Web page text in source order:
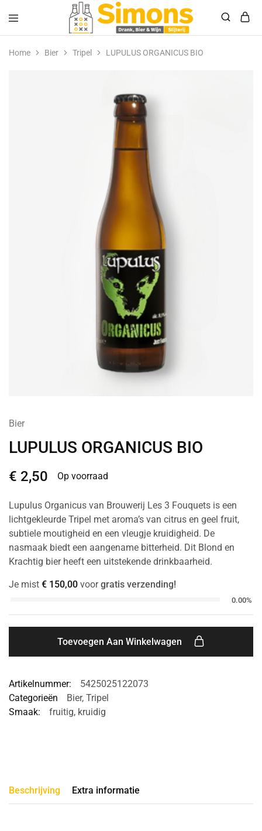
Simonsdrank.nl
Drank,
Bier
&
Home Bier Tripel LUPULUS ORGANICUS BIO
Bier
LUPULUS ORGANICUS BIO
€ 2,50 Op voorraad
Lupulus Organicus van Brouwerij Les 3 Fouquets is een
lichtgekleurde Tripel met aroma’s van citrus en geel fruit,
subtiele moutigheid en een vleugje kruidigheid. De
nasmaak biedt een aangename bitterheid. Dit Blond en
Krachtig bier heeft een uitstekende drinkbaarheid.
Je mist € 150,00 voorgratis verzending!
0.00%
Toevoegen Aan Winkelwagen
Artikelnummer:
5425025122073
Categorieën
Bier, Tripel
Smaak:
fruitig, kruidig
Beschrijving Extra informatie